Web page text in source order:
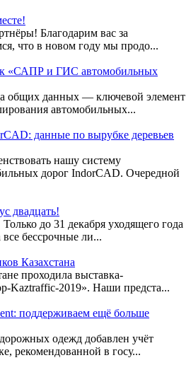
Благодарим вас за
что в новом году мы продо...
«САПР и ГИС автомобильных
общих данных — ключевой элемент
автомобильных...
данные по вырубке деревьев
нашу систему
дорог IndorCAD. Очередной
двадцать!
до 31 декабря уходящего года
все бессрочные ли...
Казахстана
проходила выставка-
Kaztraffic-2019». Наши предста...
поддерживаем ещё больше
одежд добавлен учёт
рекомендованной в госу...